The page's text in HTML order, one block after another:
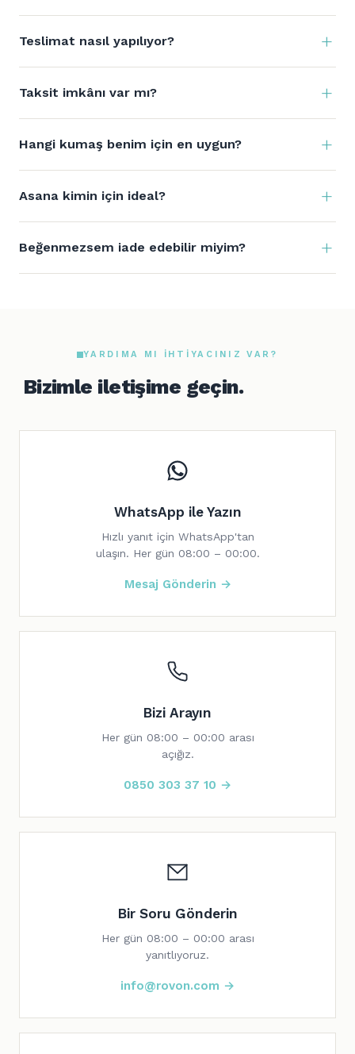
Teslimat nasıl yapılıyor?
Taksit imkânı var mı?
Hangi kumaş benim için en uygun?
Asana kimin için ideal?
Beğenmezsem iade edebilir miyim?
YARDIMA MI IHTIYACINIZ VAR?
Bizimle iletişime geçin.
WhatsApp ile Yazın
Hızlı yanıt için WhatsApp'tan
ulaşın. Her gün 08:00 – 00:00.
Mesaj Gönderin →
Bizi Arayın
Her gün 08:00 – 00:00 arası
açığız.
0850 303 37 10 →
Bir Soru Gönderin
Her gün 08:00 – 00:00 arası
yanıtlıyoruz.
info@rovon.com →